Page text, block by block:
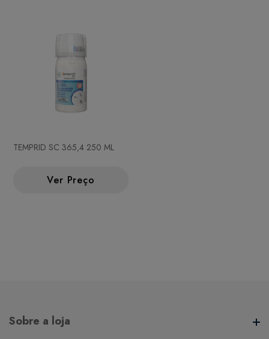
TEMPRID SC 365,4 250 ML
Ver Preço
Sobre a loja